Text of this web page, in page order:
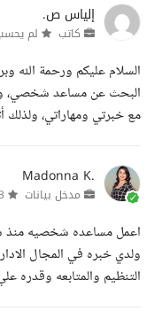
إلياس ص.
كاتب لم
السلام عليكم ورحمة الله
البحث عن مساعد شخصي،
مع خبرتي ومهاراتي،
Madonna K.
مدخل بيانات
اعمل مساعده شخصيه منذ
ولدي خبره في المجال
التنظيم والمتابعه وقدره